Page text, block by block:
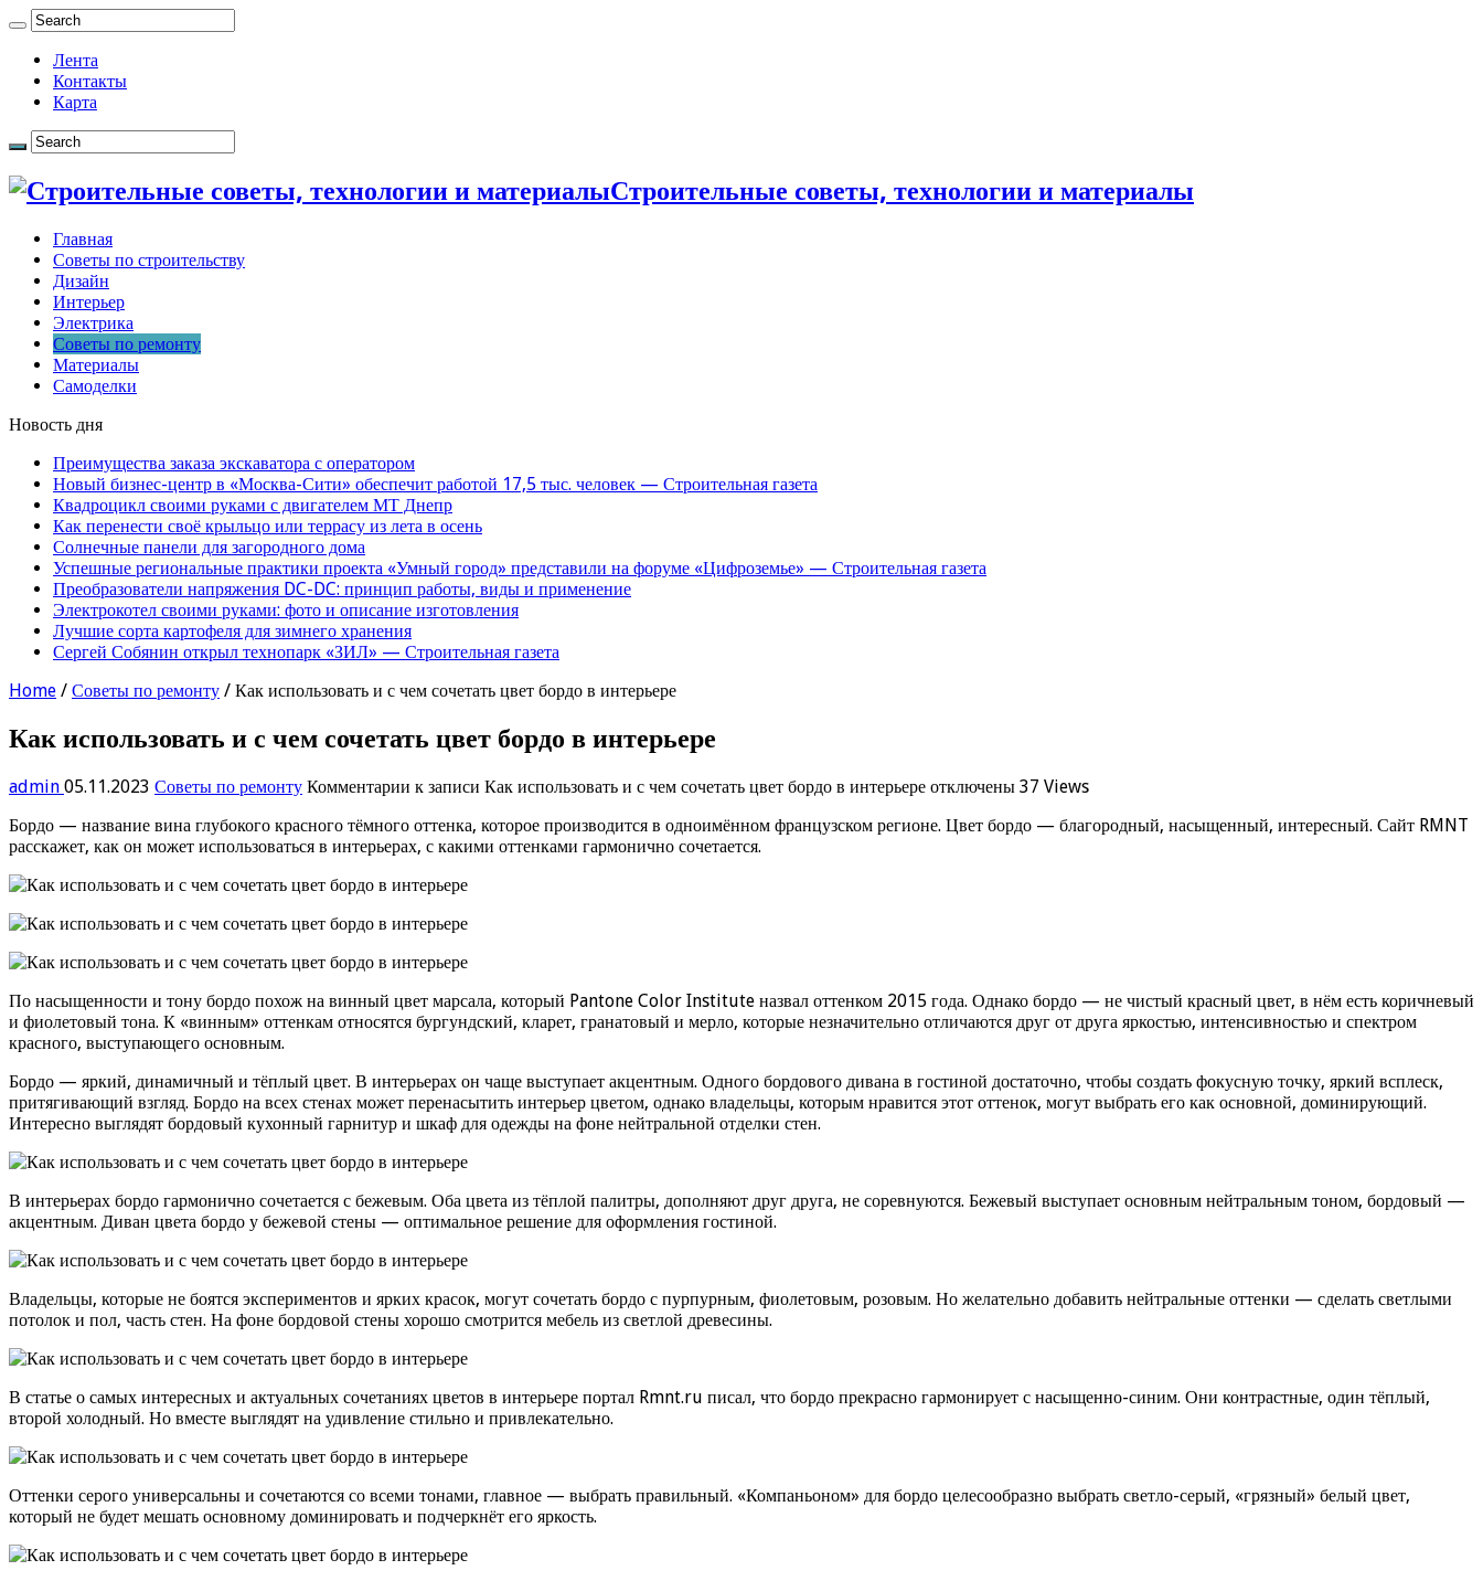
Лента
Контакты
Карта
Строительные советы, технологии и материалы
Главная
Советы по строительству
Дизайн
Интерьер
Электрика
Советы по ремонту
Материалы
Самоделки
Новость дня
Преимущества заказа экскаватора с оператором
Новый бизнес-центр в «Москва-Сити» обеспечит работой 17,5 тыс. человек — Строительная газета
Квадроцикл своими руками с двигателем МТ Днепр
Как перенести своё крыльцо или террасу из лета в осень
Солнечные панели для загородного дома
Успешные региональные практики проекта «Умный город» представили на форуме «Цифроземье» — Строительная газета
Преобразователи напряжения DC-DC: принцип работы, виды и применение
Электрокотел своими руками: фото и описание изготовления
Лучшие сорта картофеля для зимнего хранения
Сергей Собянин открыл технопарк «ЗИЛ» — Строительная газета
Home / Советы по ремонту / Как использовать и с чем сочетать цвет бордо в интерьере
Как использовать и с чем сочетать цвет бордо в интерьере
admin 05.11.2023 Советы по ремонту Комментарии к записи Как использовать и с чем сочетать цвет бордо в интерьере отключены 37 Views
Бордо — название вина глубокого красного тёмного оттенка, которое производится в одноимённом французском регионе. Цвет бордо — благородный, насыщенный, интересный. Сайт RMNT
расскажет, как он может использоваться в интерьерах, с какими оттенками гармонично сочетается.
По насыщенности и тону бордо похож на винный цвет марсала, который Pantone Color Institute назвал оттенком 2015 года. Однако бордо — не чистый красный цвет, в нём есть коричневый
и фиолетовый тона. К «винным» оттенкам относятся бургундский, кларет, гранатовый и мерло, которые незначительно отличаются друг от друга яркостью, интенсивностью и спектром
красного, выступающего основным.
Бордо — яркий, динамичный и тёплый цвет. В интерьерах он чаще выступает акцентным. Одного бордового дивана в гостиной достаточно, чтобы создать фокусную точку, яркий всплеск,
притягивающий взгляд. Бордо на всех стенах может перенасытить интерьер цветом, однако владельцы, которым нравится этот оттенок, могут выбрать его как основной, доминирующий.
Интересно выглядят бордовый кухонный гарнитур и шкаф для одежды на фоне нейтральной отделки стен.
В интерьерах бордо гармонично сочетается с бежевым. Оба цвета из тёплой палитры, дополняют друг друга, не соревнуются. Бежевый выступает основным нейтральным тоном, бордовый —
акцентным. Диван цвета бордо у бежевой стены — оптимальное решение для оформления гостиной.
Владельцы, которые не боятся экспериментов и ярких красок, могут сочетать бордо с пурпурным, фиолетовым, розовым. Но желательно добавить нейтральные оттенки — сделать светлыми
потолок и пол, часть стен. На фоне бордовой стены хорошо смотрится мебель из светлой древесины.
В статье о самых интересных и актуальных сочетаниях цветов в интерьере портал Rmnt.ru писал, что бордо прекрасно гармонирует с насыщенно-синим. Они контрастные, один тёплый,
второй холодный. Но вместе выглядят на удивление стильно и привлекательно.
Оттенки серого универсальны и сочетаются со всеми тонами, главное — выбрать правильный. «Компаньоном» для бордо целесообразно выбрать светло-серый, «грязный» белый цвет,
который не будет мешать основному доминировать и подчеркнёт его яркость.